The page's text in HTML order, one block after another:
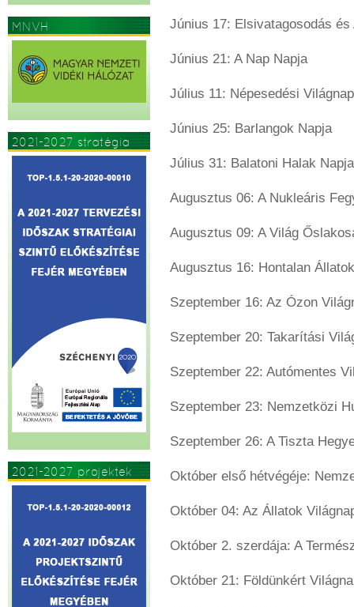
MNVH
2021-2027 stratégia
2021-2027 projektek
Június 17: Elsivatagosodás
Június 21: A Nap Napja
Július 11: Népesedési Világnap
Június 25: Barlangok Napja
Július 31: Balatoni Halak Napja
Augusztus 06: A Nukleáris
Augusztus 09: A Világ
Augusztus 16: Hontalan
Szeptember 16: Az Ózon
Szeptember 20: Takarítási
Szeptember 22: Autómentes
Szeptember 23: Nemzetközi
Szeptember 26: A Tiszta
Október első hétvégéje:
Október 04: Az Állatok
Október 2. szerdája: A
Október 21: Földünkért